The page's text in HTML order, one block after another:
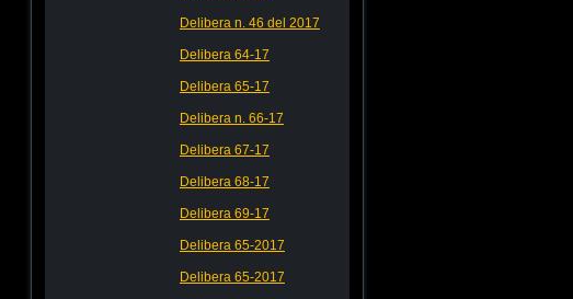
Delibera n. 46 del 2017
Delibera 64-17
Delibera 65-17
Delibera n. 66-17
Delibera 67-17
Delibera 68-17
Delibera 69-17
Delibera 65-2017
Delibera 65-2017